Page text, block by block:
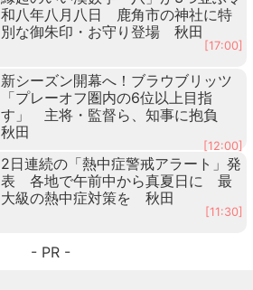
和八年八月八日 鹿角市の神社に特
別な御朱印・お守り登場 秋田
[17:00]
新シーズン開幕へ！ブラウブリッツ
「プレーオフ圏内の6位以上目指
す」 主将・監督ら、知事に抱負
秋田
[12:00]
2日連続の「熱中症警戒アラート」発
表 各地で午前中から真夏日に 最
大級の熱中症対策を 秋田
[11:30]
- PR -